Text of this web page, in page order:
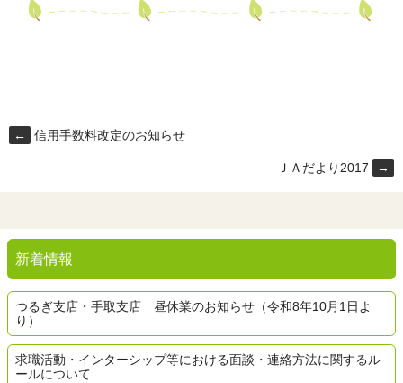
← 信用手数料改定のお知らせ
ＪＡだより2017 →
新着情報
つるぎ支店・手取支店 昼休業のお知らせ（令和8年10月1日よ
り）
求職活動・インターシップ等における面談・連絡方法に関するル
ールについて